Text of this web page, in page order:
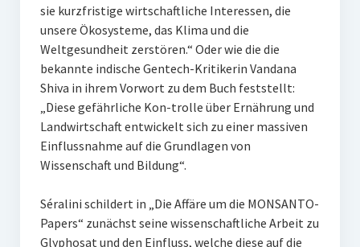
sie kurzfristige wirtschaftliche Interessen, die
unsere Ökosysteme, das Klima und die
Weltgesundheit zerstören.“ Oder wie die die
bekannte indische Gentech-Kritikerin Vandana
Shiva in ihrem Vorwort zu dem Buch feststellt:
„Diese gefährliche Kon-trolle über Ernährung und
Landwirtschaft entwickelt sich zu einer massiven
Einflussnahme auf die Grundlagen von
Wissenschaft und Bildung“.
Séralini schildert in „Die Affäre um die MONSANTO-
Papers“ zunächst seine wissenschaftliche Arbeit zu
Glyphosat und den Einfluss, welche diese auf die